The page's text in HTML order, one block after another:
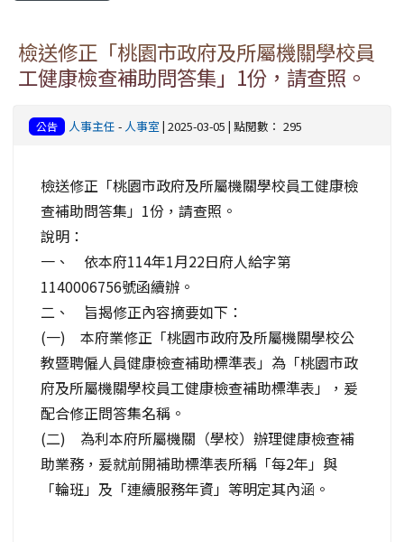
檢送修正「桃園市政府及所屬機關學校員
工健康檢查補助問答集」1份，請查照。
公告 人事主任 - 人事室 | 2025-03-05 | 點閱數： 295
檢送修正「桃園市政府及所屬機關學校員工健康檢
查補助問答集」1份，請查照。
說明：
一、 依本府114年1月22日府人給字第
1140006756號函續辦。
二、 旨揭修正內容摘要如下：
(一) 本府業修正「桃園市政府及所屬機關學校公
教暨聘僱人員健康檢查補助標準表」為「桃園市政
府及所屬機關學校員工健康檢查補助標準表」，爰
配合修正問答集名稱。
(二) 為利本府所屬機關（學校）辦理健康檢查補
助業務，爰就前開補助標準表所稱「每2年」與
「輪班」及「連續服務年資」等明定其內涵。